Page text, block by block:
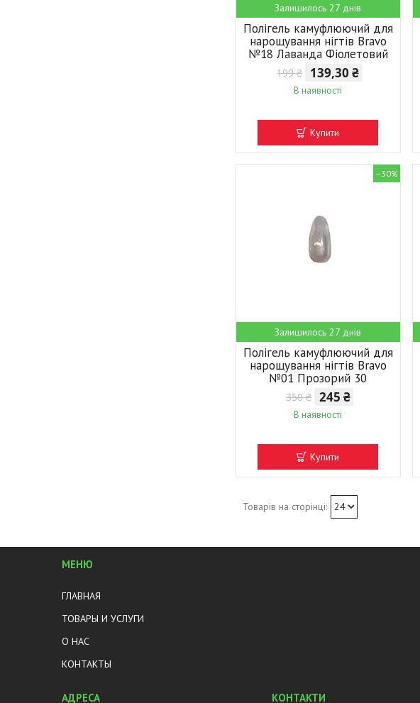
Залишилось 27 днів
Полігель камуфлюючий для
нарощування нігтів Bravo
№18 Лаванда Фіолетовий
199 ₴ 139,30 ₴
В наявності
Купити
–30%
Залишилось 27 днів
Полігель камуфлюючий для
нарощування нігтів Bravo
№01 Прозорий 30
350 ₴ 245 ₴
В наявності
Купити
МЕНЮ
ГЛАВНАЯ
ТОВАРЫ И УСЛУГИ
О НАС
КОНТАКТЫ